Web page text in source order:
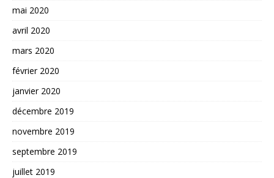
mai 2020
avril 2020
mars 2020
février 2020
janvier 2020
décembre 2019
novembre 2019
septembre 2019
juillet 2019